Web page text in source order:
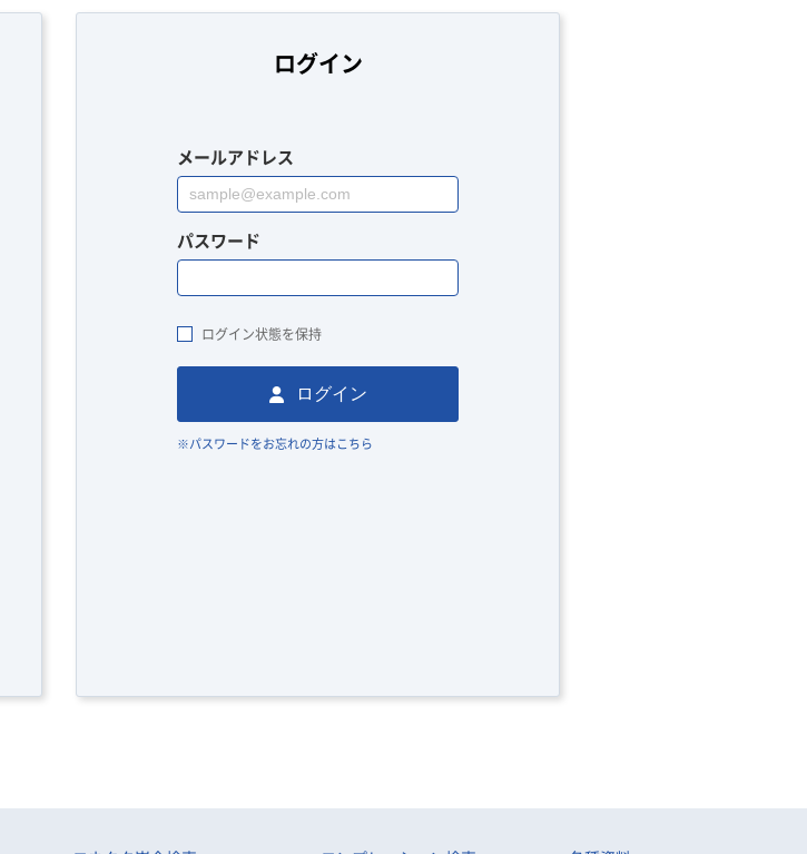
ログイン
メールアドレス
パスワード
ログイン状態を保持
ログイン
※パスワードをお忘れの方はこちら